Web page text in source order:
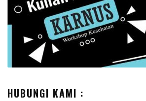
HUBUNGI KAMI :